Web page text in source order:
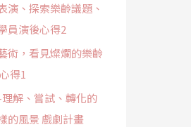
演、探索樂齡議題、
員演後心得2
術，看見燦爛的樂齡
得1
理解、嘗試、轉化的
的風景 戲劇計畫